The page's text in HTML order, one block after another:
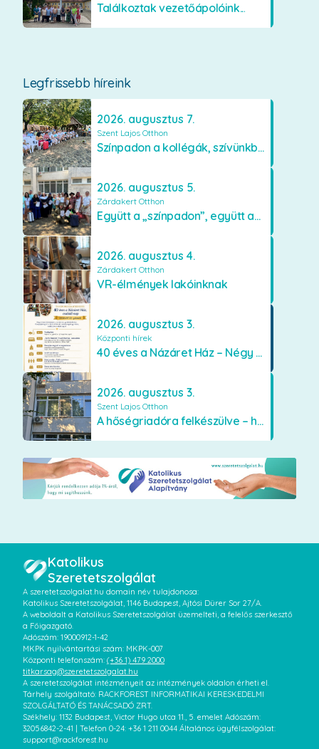
Találkoztak vezetőápolóink...
Legfrissebb híreink
2026. augusztus 7.
Szent Lajos Otthon
Színpadon a kollégák, szívünkben a lakók
2026. augusztus 5.
Zárdakert Otthon
Együtt a „színpadon”, együtt az élményekért 🎭✨
2026. augusztus 4.
Zárdakert Otthon
VR-élmények lakóinknak
2026. augusztus 3.
Központi hírek
40 éves a Názáret Ház – Négy évtized szeretetben és gondoskodásban
2026. augusztus 3.
Szent Lajos Otthon
A hőségriadóra felkészülve – hűsítő fejlesztések a Szent Lajos Otthonban
Katolikus
Szeretetszolgálat
A szeretetszolgalat.hu domain név tulajdonosa:
Katolikus Szeretetszolgálat, 1146 Budapest, Ajtósi Dürer Sor 27/A.
A weboldalt a Katolikus Szeretetszolgálat üzemelteti, a felelős szerkesztő
a Főigazgató.
Adószám: 19000912-1-42
MKPK nyilvántartási szám: MKPK-007
Központi telefonszám: (+36 1) 479 2000
titkarsag@szeretetszolgalat.hu
A szeretetszolgálat intézményeit az intézmények oldalon érheti el.
Tárhely szolgáltató: RACKFOREST INFORMATIKAI KERESKEDELMI
SZOLGÁLTATÓ ÉS TANÁCSADÓ ZRT.
Székhely: 1132 Budapest, Victor Hugo utca 11., 5. emelet Adószám:
32056842-2-41 | Telefon 0-24: +36 1 211 0044 Általános ügyfélszolgálat:
support@rackforest.hu